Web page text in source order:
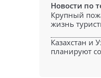
Новости по
Крупный
жизнь
Казахстан и
планируют